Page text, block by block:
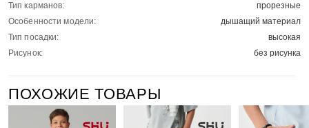
Тип карманов:
прорезные
Особенности модели:
дышащий материал
Тип посадки:
высокая
Рисунок:
без рисунка
ПОХОЖИЕ ТОВАРЫ